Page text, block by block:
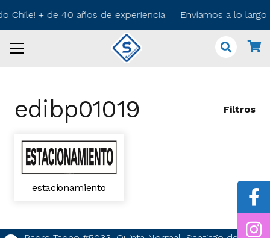
Chile! + de 40 años de experiencia Envíamos a lo
edibp01019 Filtros
estacionamiento